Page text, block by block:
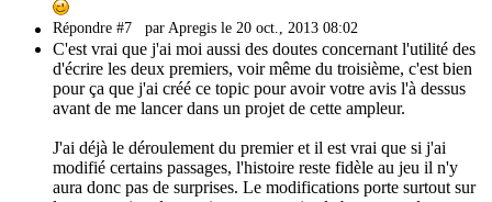
Répondre #7 par Apregis le 20 oct., 2013 08:02
C'est vrai que j'ai moi aussi des doutes concernant l'utilité des
d'écrire les deux premiers, voir même du troisième, c'est bien
pour ça que j'ai créé ce topic pour avoir votre avis l'à dessus
avant de me lancer dans un projet de cette ampleur.
J'ai déjà le déroulement du premier et il est vrai que si j'ai
modifié certains passages, l'histoire reste fidèle au jeu il n'y
aura donc pas de surprises. Le modifications porte surtout sur